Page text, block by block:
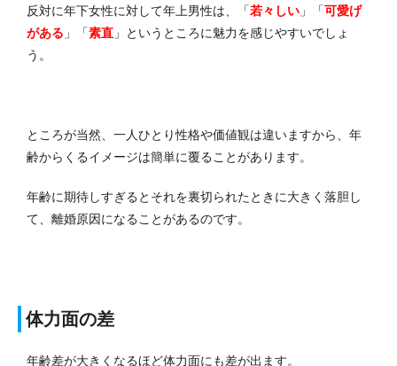
反対に年下女性に対して年上男性は、「若々しい 」「可愛げ
がある 」「素直 」というところに魅力を感じやすいでしょ
う。
ところが当然、一人ひとり性格や価値観は違いますから、年
齢からくるイメージは簡単に覆ることがあります。
年齢に期待しすぎるとそれを裏切られたときに大きく落胆し
て、離婚原因になることがあるのです。
体力面の差
年齢差が大きくなるほど体力面にも差が出ます。